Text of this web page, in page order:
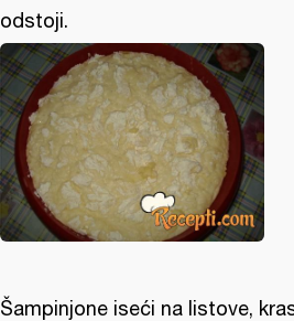
odstoji.
Šampinjone iseći na listove,